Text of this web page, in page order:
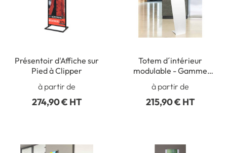
Présentoir d'Affiche sur
Pied à Clipper
à partir de
274,90 € HT
Totem d´intérieur
modulable - Gamme
Olympe
à partir de
215,90 € HT